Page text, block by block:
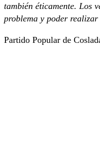
también éticamente. Los
problema y poder
Partido Popular de